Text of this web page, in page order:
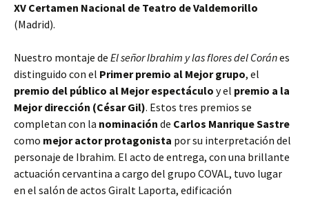
XV Certamen Nacional de Teatro de Valdemorillo
(Madrid).
Nuestro montaje de El señor Ibrahim y las flores del Coránes
distinguido con el Primer premio al Mejor grupo, el
premio del público al Mejor espectáculo y el premio a la
Mejor dirección (César Gil). Estos tres premios se
completan con la nominación de Carlos Manrique Sastre
como mejor actor protagonista por su interpretación del
personaje de Ibrahim. El acto de entrega, con una brillante
actuación cervantina a cargo del grupo COVAL, tuvo lugar
en el salón de actos Giralt Laporta, edificación